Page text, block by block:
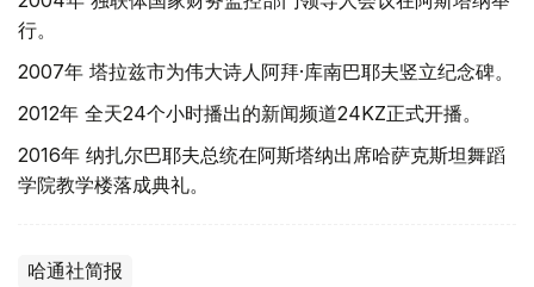
行。
2007年 塔拉兹市为伟大诗人阿拜·库南巴耶夫竖立纪念碑。
2012年 全天24个小时播出的新闻频道24KZ正式开播。
2016年 纳扎尔巴耶夫总统在阿斯塔纳出席哈萨克斯坦舞蹈
学院教学楼落成典礼。
哈通社简报